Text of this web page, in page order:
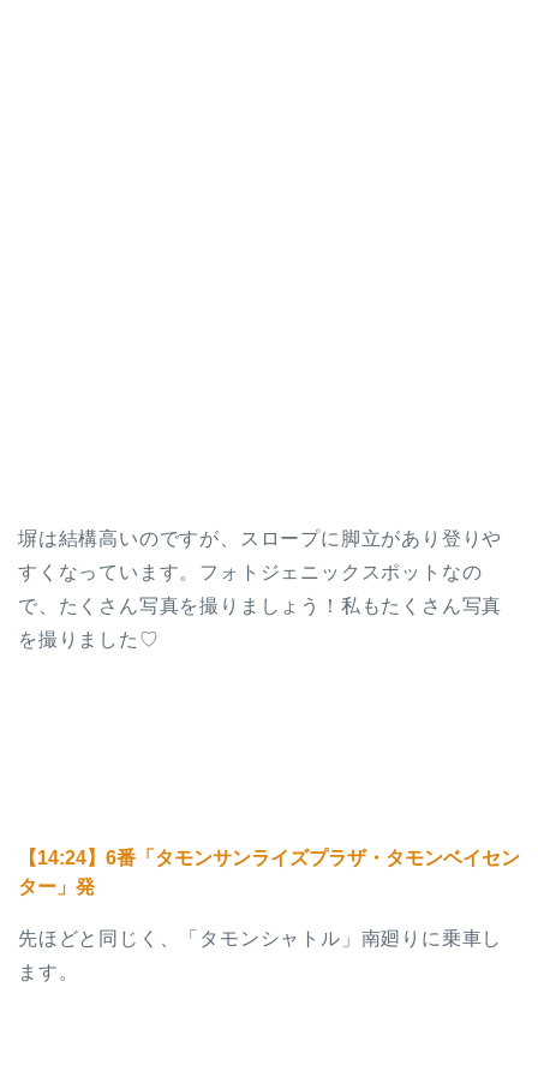
塀は結構高いのですが、スロープに脚立があり登りや
すくなっています。フォトジェニックスポットなの
で、たくさん写真を撮りましょう！私もたくさん写真
を撮りました♡
【14:24】6番「タモンサンライズプラザ・タモンベイセン
ター」発
先ほどと同じく、「タモンシャトル」南廻りに乗車し
ます。